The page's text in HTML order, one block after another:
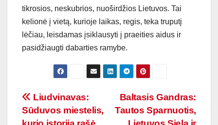
tikrosios, neskubrios, nuoširdžios Lietuvos. Tai
kelionė į vietą, kurioje laikas, regis, teka truputį
lėčiau, leisdamas įsiklausyti į praeities aidus ir
pasidžiaugti dabarties ramybe.
Navigacija
tarp
Baltasis Gandras:
Tautos Sparnuotis,
Liudvinavas:
Sūduvos miestelis,